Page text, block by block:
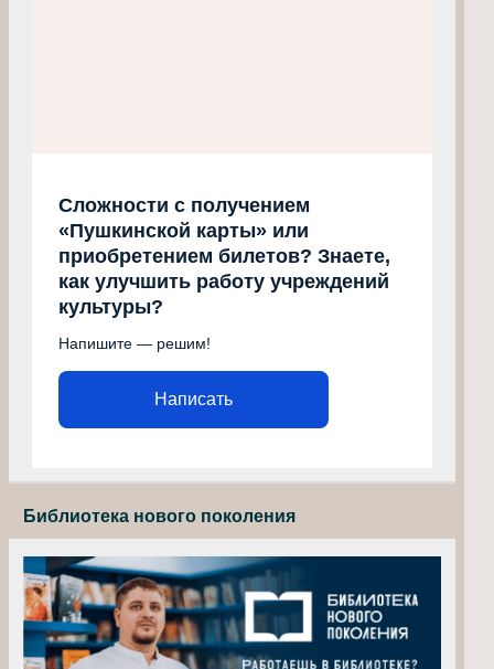
Сложности с получением
«Пушкинской карты» или
приобретением билетов? Знаете,
как улучшить работу учреждений
культуры?
Напишите — решим!
Написать
Библиотека нового поколения